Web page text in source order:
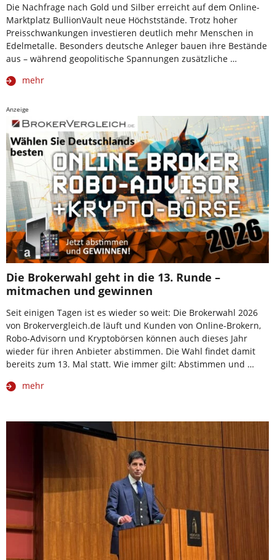
Die Nachfrage nach Gold und Silber erreicht auf dem Online-
Marktplatz BullionVault neue Höchststände. Trotz hoher
Preisschwankungen investieren deutlich mehr Menschen in
Edelmetalle. Besonders deutsche Anleger bauen ihre Bestände
aus – während geopolitische Spannungen zusätzliche …
mehr
Anzeige
Die Brokerwahl geht in die 13. Runde –
mitmachen und gewinnen
Seit einigen Tagen ist es wieder so weit: Die Brokerwahl 2026
von Brokervergleich.de läuft und Kunden von Online-Brokern,
Robo-Advisorn und Kryptobörsen können auch dieses Jahr
wieder für ihren Anbieter abstimmen. Die Wahl findet damit
bereits zum 13. Mal statt. Wie immer gilt: Abstimmen und …
mehr